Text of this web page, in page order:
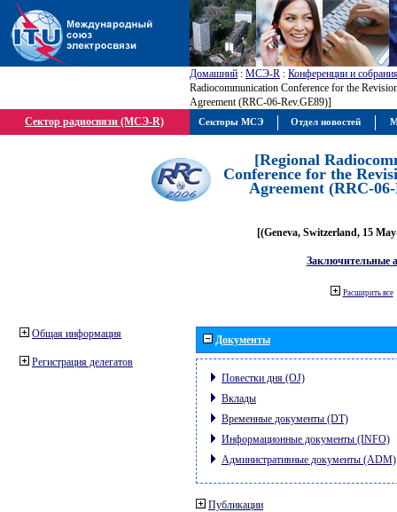
Домашний : МСЭ-R : Конференции и
Radiocommunication Conference for the
Agreement (RRC-06-Rev.GE89)]
Сектор радиосвязи (МСЭ-R)
[Regional
Conference for the
Agreement (RRC-
[(Geneva, Switzerland, 15
Заключительные
Расширить все
Общая информация
Регистрация делегатов
Документы
Повестки дня (OJ)
Вклады
Временные документы (DT)
Информационные документы (INFO)
Административные документы (ADM)
Публикации
Секторы МСЭ Отдел новостей